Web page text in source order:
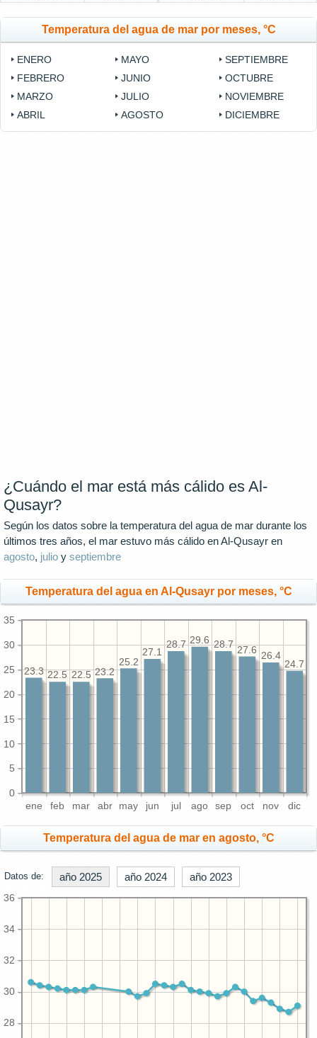
Temperatura del agua de mar por meses, °C
ENERO
FEBRERO
MARZO
ABRIL
MAYO
JUNIO
JULIO
AGOSTO
SEPTIEMBRE
OCTUBRE
NOVIEMBRE
DICIEMBRE
¿Cuándo el mar está más cálido es Al-
Qusayr?
Según los datos sobre la temperatura del agua de mar durante los
últimos tres años, el mar estuvo más cálido en Al-Qusayr en
agosto, julio y septiembre
Temperatura del agua en Al-Qusayr por meses, °C
ene feb mar abr may jun jul ago sep oct nov dic
0
5
10
15
20
25
30
35
24.7
26.4
27.6
28.7
29.6
28.7
27.1
25.2
23.2
22.5
22.5
23.3
Temperatura del agua de mar en agosto, °C
Datos de: año 2025 año 2024 año 2023
28
30
32
34
36